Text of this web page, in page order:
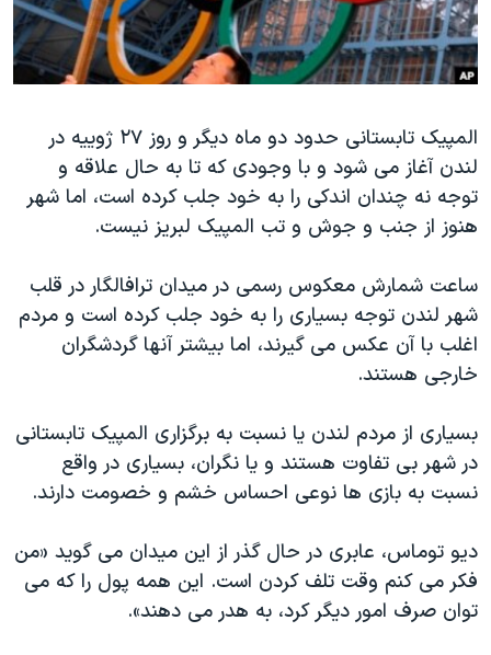
فرهنگ و زندگی
حقوق شهروندی
علم و فناوری
اسرائیل در جنگ
گالری عکس
مستندها
انتخابات ریاست جمهوری آمریکا ۲۰۲۴
رمز مهسا
ورزش زنان در ایران
اعتراضات زن، زندگی، آزادی
تریبونال مردمی آبان ۹۸
دادگاه حمید نوری
چهل سال گروگان‌گیری
اعتراضات مردمی آبان ۹۸
اسرائیل در جنگ
همایش محافظه‌کاران آمریکا «سی‌پک»
صفحه‌های ویژه
دنبال کنید
زبانهای مختلف
المپیک تابستانی حدود دو ماه دیگر و روز ٢٧ ژوییه در
لندن آغاز می شود و با وجودی که تا به حال علاقه و
توجه نه چندان اندکی را به خود جلب کرده است، اما شهر
هنوز از جنب و جوش و تب المپیک لبریز نیست.
ساعت شمارش معکوس رسمی در میدان ترافالگار در قلب
شهر لندن توجه بسیاری را به خود جلب کرده است و مردم
اغلب با آن عکس می گیرند، اما بیشتر آنها گردشگران
خارجی هستند.
بسیاری از مردم لندن یا نسبت به برگزاری المپیک تابستانی
در شهر بی تفاوت هستند و یا نگران، بسیاری در واقع
نسبت به بازی ها نوعی احساس خشم و خصومت دارند.
دیو توماس، عابری در حال گذر از این میدان می گوید «من
فکر می کنم وقت تلف کردن است. این همه پول را که می
توان صرف امور دیگر کرد، به هدر می دهند».